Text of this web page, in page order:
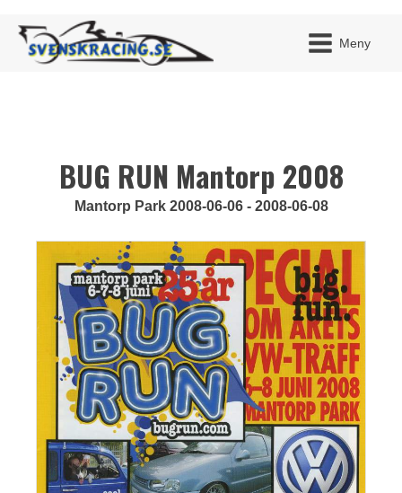
Meny
BUG RUN Mantorp 2008
Mantorp Park 2008-06-06 - 2008-06-08